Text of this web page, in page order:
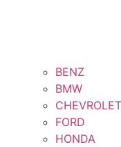
BENZ
BMW
CHEVROLET
FORD
HONDA